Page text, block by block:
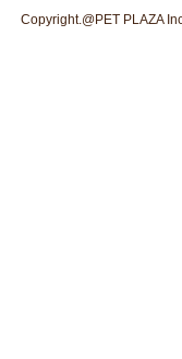
Copyright.@PET PLAZA